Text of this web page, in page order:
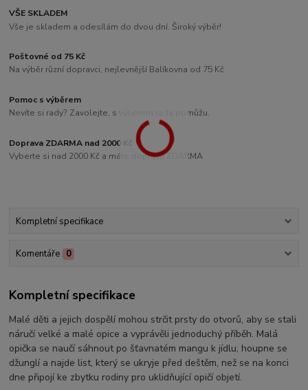
VŠE SKLADEM
Vše je skladem a odesílám do dvou dní. Široký výběr!
Poštovné od 75 Kč
Na výběr různí dopravci, nejlevnější Balíkovna od 75 Kč
Pomoc s výběrem
Nevíte si rady? Zavolejte, s výběrem ráda pomůžu.
Doprava ZDARMA nad 2000 Kč
Vyberte si nad 2000 Kč a máte dopravu ZDARMA
Kompletní specifikace
Komentáře 0
Kompletní specifikace
Malé děti a jejich dospělí mohou strčit prsty do otvorů, aby se stali
náručí velké a malé opice a vyprávěli jednoduchý příběh. Malá
opička se naučí sáhnout po šťavnatém mangu k jídlu, houpne se
džunglí a najde list, který se ukryje před deštěm, než se na konci
dne připojí ke zbytku rodiny pro uklidňující opičí objetí.